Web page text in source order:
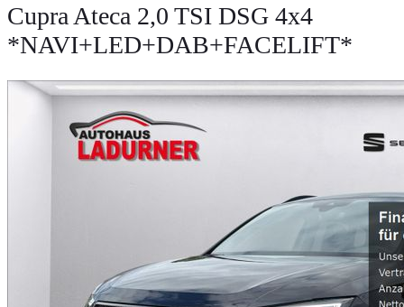
Cupra Ateca 2,0 TSI DSG 4x4
*NAVI+LED+DAB+FACELIFT*